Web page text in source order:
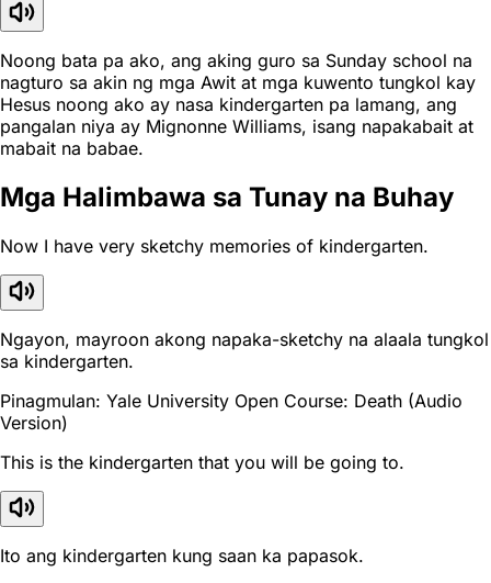
Noong bata pa ako, ang aking guro sa Sunday school na
nagturo sa akin ng mga Awit at mga kuwento tungkol kay
Hesus noong ako ay nasa kindergarten pa lamang, ang
pangalan niya ay Mignonne Williams, isang napakabait at
mabait na babae.
Mga Halimbawa sa Tunay na Buhay
Now I have very sketchy memories of kindergarten.
Ngayon, mayroon akong napaka-sketchy na alaala tungkol
sa kindergarten.
Pinagmulan: Yale University Open Course: Death (Audio
Version)
This is the kindergarten that you will be going to.
Ito ang kindergarten kung saan ka papasok.